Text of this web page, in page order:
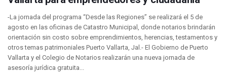
Puerto Vallarta Tiene Una De Las Gasolineras Más Caras
Habrá Toma De ADN Y Entrevistas A Familias De Personas
Detienen A Extranjero Por Poseer Un Tigre Cachorro En
Regidora Melissa Exige Medidas De Protección “Pulso De
SEAPAL Reparó 139 Fugas Durante La Semana Del 2 Al 8
Rehabilitan Camellones En La Zona Norte De Puerto
-La jornada del programa “Desde las Regiones” se realizará el 5 de
agosto en las oficinas de Catastro Municipal, donde notarios brindarán
orientación sin costo sobre emprendimientos, herencias, testamentos y
otros temas patrimoniales Puerto Vallarta, Jal.- El Gobierno de Puerto
Vallarta y el Colegio de Notarios realizarán una nueva jornada de
asesoría jurídica gratuita...